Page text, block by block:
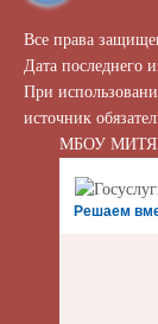
Все права
Дата последнего
При
источник
МБОУ
Решаем